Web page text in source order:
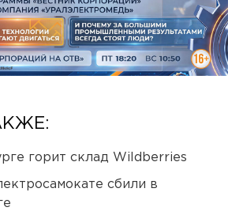
горит склад Wildberries
сбили в